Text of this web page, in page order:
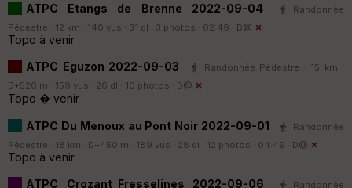
ATPC Etangs de Brenne 2022-09-04
Randonnée
Pédestre · 12 km · 140 vus · 31 dl · 3 photos · 02:49 · D@
Topo à venir
ATPC Eguzon 2022-09-03
Randonnée Pédestre · 15 km ·
D+520 m · 159 vus · 26 dl · 10 photos · D@
Topo � venir
ATPC Du Menoux au Pont Noir 2022-09-01
Randonnée
Pédestre · 18 km · D+450 m · 189 vus · 28 dl · 12 photos · 04:49 · D@
Topo à venir
ATPC Crozant_Fresselines 2022-09-06
Randonnée